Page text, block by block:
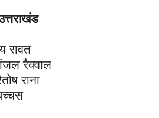
रावत
रैक्वाल
राना